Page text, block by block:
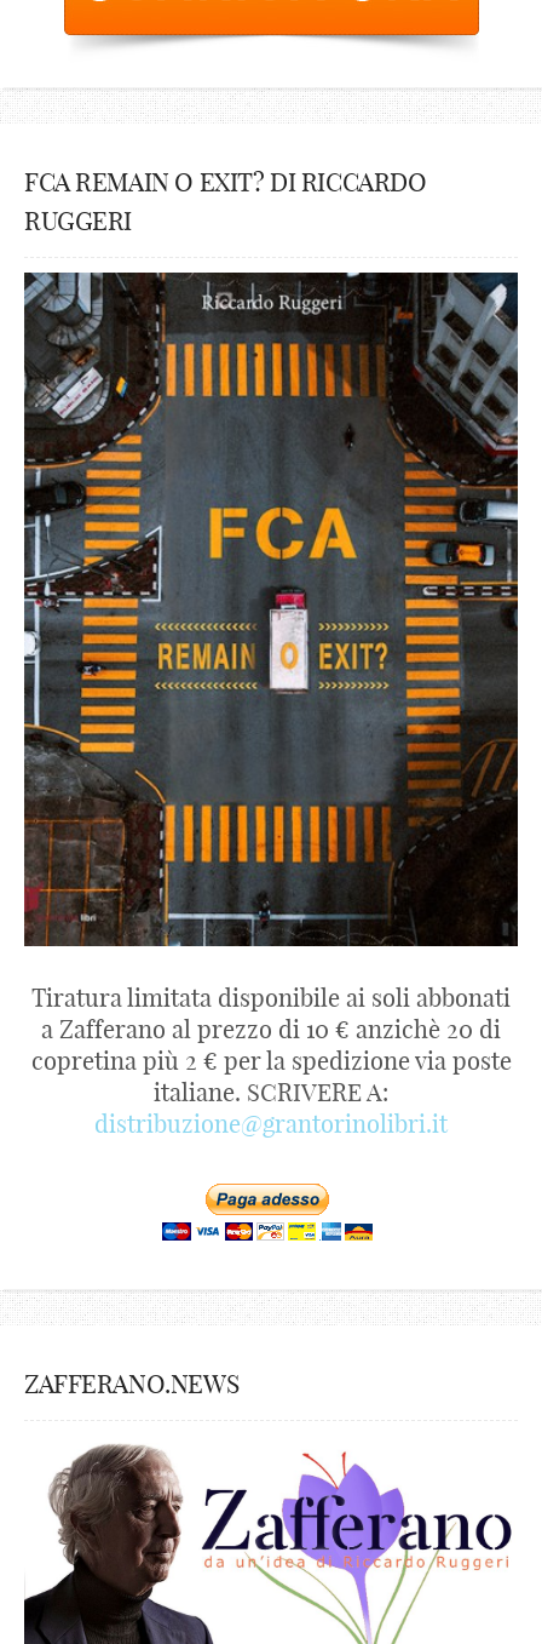
FCA REMAIN O EXIT? DI RICCARDO
RUGGERI
Tiratura limitata disponibile ai soli abbonati
a Zafferano al prezzo di 10 € anzichè 20 di
copretina più 2 € per la spedizione via poste
italiane. SCRIVERE A:
distribuzione@grantorinolibri.it
ZAFFERANO.NEWS